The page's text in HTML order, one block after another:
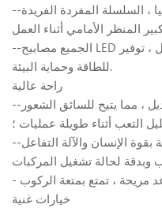
--إدخال تقدم التكنولوجيا من ألمانيا ، السلسلة المفردة الفريدة
--الجميع مصابيح LED للسيارة ، سطوع عالي ، عمر طويل ، توفير
للطاقة وحماية البيئة.
راحة عالية
--ال نظام تعليق جديد ، مقعد قابل للتعديل ، مما يتيح للسائق الشعور
التعب أثناء طويلة عمليات ؛
--ال تتميز أداة الألوان المدمجة بقوة الإنسان والآلة التفاعل
وبدقة لحالة تشغيل المركبات
خيارات غنية